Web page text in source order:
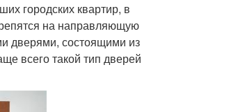
городских квартир, в
на направляющую
дверями, состоящими из
всего такой тип дверей